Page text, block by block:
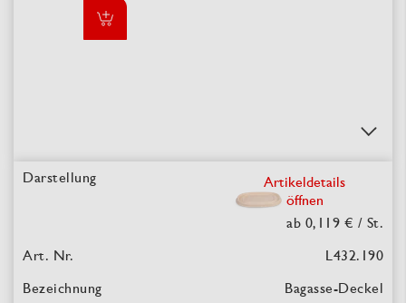
Artikeldetails
öffnen
ab 0,119 € / St.
L432.190
Bagasse-Deckel